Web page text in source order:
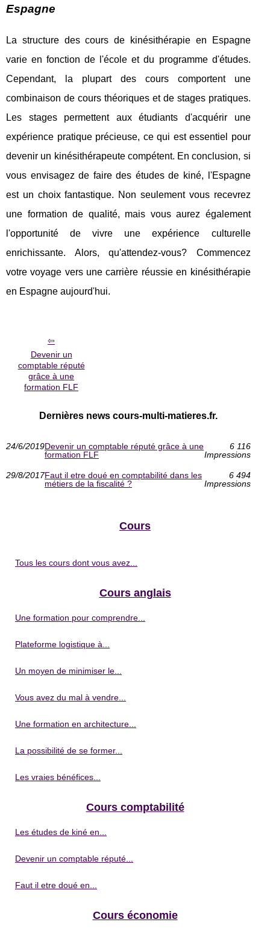
Espagne
La structure des cours de kinésithérapie en Espagne
varie en fonction de l'école et du programme d'études.
Cependant, la plupart des cours comportent une
combinaison de cours théoriques et de stages pratiques.
Les stages permettent aux étudiants d'acquérir une
expérience pratique précieuse, ce qui est essentiel pour
devenir un kinésithérapeute compétent. En conclusion, si
vous envisagez de faire des études de kiné, l'Espagne
est un choix fantastique. Non seulement vous recevrez
une formation de qualité, mais vous aurez également
l'opportunité de vivre une expérience culturelle
enrichissante. Alors, qu'attendez-vous? Commencez
votre voyage vers une carrière réussie en kinésithérapie
en Espagne aujourd'hui.
Devenir un
comptable réputé
grâce à une
formation FLF
Dernières news cours-multi-matieres.fr.
24/6/2019Devenir un comptable réputé grâce à une
formation FLF
6 116
Impressions
29/8/2017Faut il etre doué en comptabilité dans les
métiers de la fiscalité ?
6 494
Impressions
Cours
Tous les cours dont vous avez...
Cours anglais
Une formation pour comprendre...
Plateforme logistique à...
Un moyen de minimiser le...
Vous avez du mal à vendre...
Une formation en architecture...
La possibilité de se former...
Les vraies bénéfices...
Cours comptabilité
Les études de kiné en...
Devenir un comptable réputé...
Faut il etre doué en...
Cours économie